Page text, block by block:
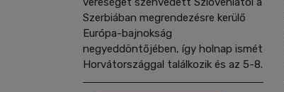
Szerbiában megrendezésre kerülő
Európa-bajnokság
negyeddöntőjében, így holnap ismét
Horvátországgal találkozik és az 5-8.
helyért folytathatja a tornát.